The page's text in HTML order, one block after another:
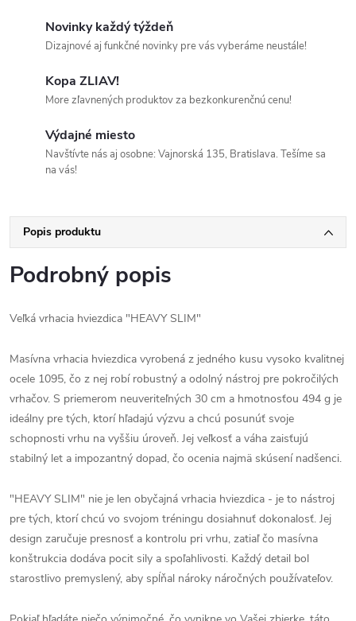
Novinky každý týždeň
Dizajnové aj funkčné novinky pre vás vyberáme neustále!
Kopa ZLIAV!
More zľavnených produktov za bezkonkurenčnú cenu!
Výdajné miesto
Navštívte nás aj osobne: Vajnorská 135, Bratislava. Tešíme sa
na vás!
Popis produktu
Podrobný popis
Veľká vrhacia hviezdica "HEAVY SLIM"
Masívna vrhacia hviezdica vyrobená z jedného kusu vysoko kvalitnej
ocele 1095, čo z nej robí robustný a odolný nástroj pre pokročilých
vrhačov. S priemerom neuveriteľných 30 cm a hmotnosťou 494 g je
ideálny pre tých, ktorí hľadajú výzvu a chcú posunúť svoje
schopnosti vrhu na vyššiu úroveň. Jej veľkosť a váha zaisťujú
stabilný let a impozantný dopad, čo ocenia najmä skúsení nadšenci.
"HEAVY SLIM" nie je len obyčajná vrhacia hviezdica - je to nástroj
pre tých, ktorí chcú vo svojom tréningu dosiahnuť dokonalosť. Jej
design zaručuje presnosť a kontrolu pri vrhu, zatiaľ čo masívna
konštrukcia dodáva pocit sily a spoľahlivosti. Každý detail bol
starostlivo premyslený, aby spĺňal nároky náročných používateľov.